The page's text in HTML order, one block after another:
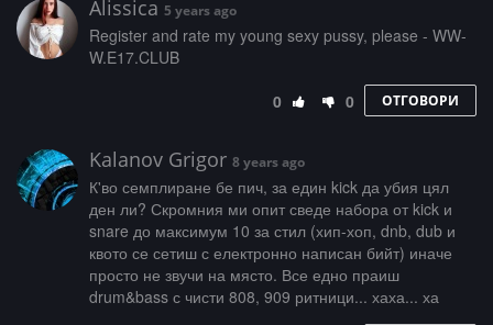
Alissica 5 years ago
­­­R­­­e­­g­­i­s­t­­­e­­­r­­ ­a­­n­d­­ ­­­r­­a­­­t­e­­­ ­­­m­y­­­ ­y­o­­u­­n­­g­­ ­s­­e­­­x­y­ ­p­­­u­­­s­s­­y­­­,­­ ­p­­l­­­e­a­s­e­ ­­­-­­­ ­­W­W­­
W­­.­­­E­­­1­­7­­.­­C­­­L­­­U­­­B
0 0 ОТГОВОРИ
Kalanov Grigor 8 years ago
К'во семплиране бе пич, за един kick да убия цял
ден ли? Скромния ми опит сведе набора от kick и
snare до максимум 10 за стил (хип-хоп, dnb, dub и
квото се сетиш с електронно написан бийт) иначе
просто не звучи на място. Все едно праиш
drum&bass с чисти 808, 909 ритници... хаха... ха